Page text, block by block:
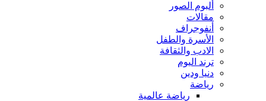
ألبوم الصور
مقالات
أنفوجراف
الأسرة والطفل
الادب والثقافة
ترند اليوم
دنيا ودين
رياضة
رياضة عالمية